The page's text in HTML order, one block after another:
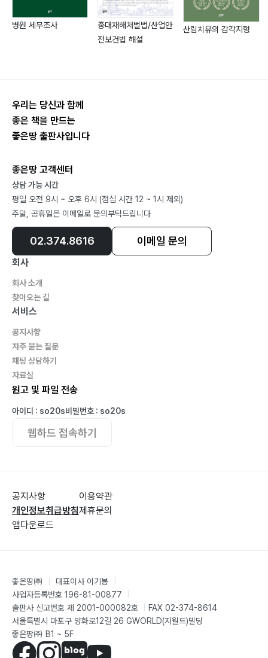
(2) 정비사업관리정보시시템 구축 방향 설정 58
(3) 서울시 정비사업관리정보시스템 운영 항목 사례 58
(4) 부산시 정비사업관리정보시스템 운영 항목 사례 59
(2) 회의 개최를 위한 업무 절차 64
(3) 업무조정회의 주관 65
(4) 시공 관련 회의 주관 66
(1) 클레임 주요 원인 67
(2) 클레임 예방 68
(3) 클레임 준비 및 사전평가 69
(4) 클레임 청구 70
(5) 클레임 검토 70
(6) 회의, 협의, 수락 71
(7) 중재, 조정, 소송 71
1.9 조합의 상시업무 71
(1) 일일업무일지 작성 72
(2) 협력사회의 주관 72
(3) 정보공개 관련 안내통지문 발송 73
(4) 정보공개의무 이행 73
(5) 조합이사회 · 대의원회 개최 및 녹취 또는 영상기록 등
74
(6) 홈페이지 및 게시판 운영 · 관리 75
(7) 조합원명부 관리 및 조합원변경 신고 75
(1) 보고서 제출 및 보고 간격 협의 77
(2) 보고의 유형 및 주요 내용 77
2. 협력사 선정 및 계약 관리 80
(2) 용역발주 심의 83
(3) 계약방법 분석 및 결정 83
(4) 낙찰자 선정방법 결정 87
2.2 정비사업 계약업무 처리기준 87
(1) 일반계약 처리 기준 87
병원 세무조사
중대재해처벌법/산업안
전보건법 해설
산림치유의 감각지형
우리는 당신과 함께
좋은 책을 만드는
좋은땅 출판사입니다
좋은땅 고객센터
상담 가능 시간
평일 오전 9시 ~ 오후 6시 (점심 시간 12 ~ 1시 제외)
주말, 공휴일은 이메일로 문의부탁드립니다
02.374.8616 이메일 문의
회사
회사 소개
찾아오는 길
서비스
공지사항
자주 묻는 질문
채팅 상담하기
자료실
원고 및 파일 전송
아이디 : so20s비밀번호 : so20s
웹하드 접속하기
공지사항
개인정보취급방침
앱다운로드
이용약관
제휴문의
좋은땅㈜ 대표이사 이기봉
사업자등록번호 196-81-00877
출판사 신고번호 제 2001-000082호
FAX 02-374-8614
서울특별시 마포구 양화로12길 26 GWORLD(지월드)빌딩
좋은땅㈜ B1 ~ 5F